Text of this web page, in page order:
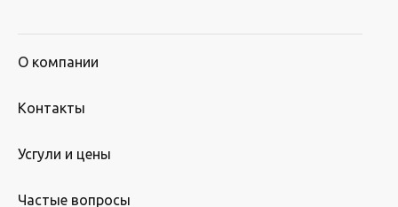
О компании
Контакты
Усгули и цены
Частые вопросы